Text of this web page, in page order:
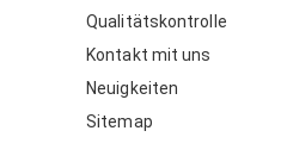
Qualitätskontrolle
Kontakt mit uns
Neuigkeiten
Sitemap